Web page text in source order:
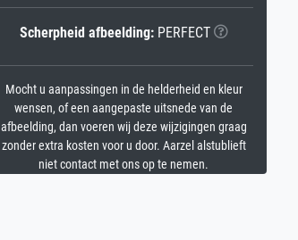
Scherpheid afbeelding:PERFECT
Mocht u aanpassingen in de helderheid en kleur
wensen, of een aangepaste uitsnede van de
afbeelding, dan voeren wij deze wijzigingen graag
zonder extra kosten voor u door. Aarzel alstublieft
niet contact met ons op te nemen.